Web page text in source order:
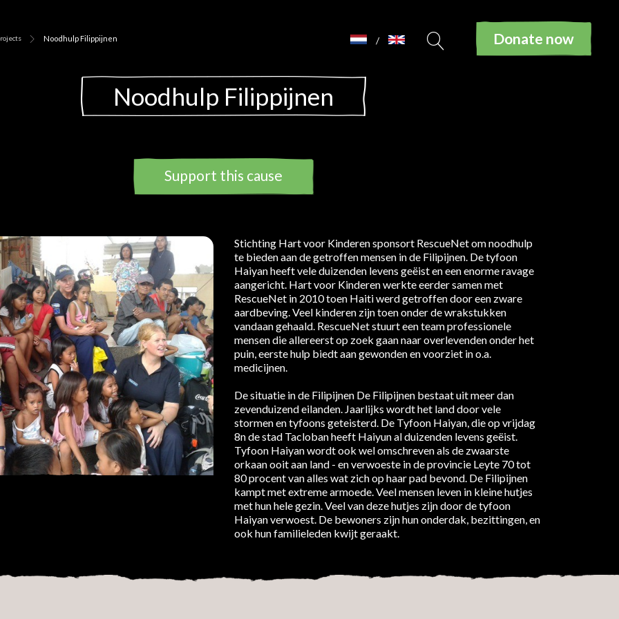
/
Noodhulp Filippijnen Donate now
Noodhulp Filippijnen
Support this cause
Stichting Hart voor Kinderen sponsort RescueNet om noodhulp
te bieden aan de getroffen mensen in de Filipijnen. De tyfoon
Haiyan heeft vele duizenden levens geëist en een enorme ravage
aangericht. Hart voor Kinderen werkte eerder samen met
RescueNet in 2010 toen Haiti werd getroffen door een zware
aardbeving. Veel kinderen zijn toen onder de wrakstukken
vandaan gehaald. RescueNet stuurt een team professionele
mensen die allereerst op zoek gaan naar overlevenden onder het
puin, eerste hulp biedt aan gewonden en voorziet in o.a.
medicijnen.
De situatie in de Filipijnen De Filipijnen bestaat uit meer dan
zevenduizend eilanden. Jaarlijks wordt het land door vele
stormen en tyfoons geteisterd. De Tyfoon Haiyan, die op vrijdag
8n de stad Tacloban heeft Haiyun al duizenden levens geëist.
Tyfoon Haiyan wordt ook wel omschreven als de zwaarste
orkaan ooit aan land - en verwoeste in de provincie Leyte 70 tot
80 procent van alles wat zich op haar pad bevond. De Filipijnen
kampt met extreme armoede. Veel mensen leven in kleine hutjes
met hun hele gezin. Veel van deze hutjes zijn door de tyfoon
Haiyan verwoest. De bewoners zijn hun onderdak, bezittingen, en
ook hun familieleden kwijt geraakt.